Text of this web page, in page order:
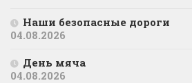
Наши безопасные дороги
04.08.2026
День мяча
04.08.2026